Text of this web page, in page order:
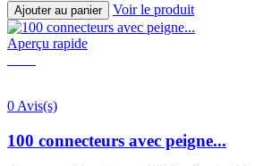
Ajouter au panier Voir le produit
Aperçu rapide
0 Avis(s)
100 connecteurs avec peigne...